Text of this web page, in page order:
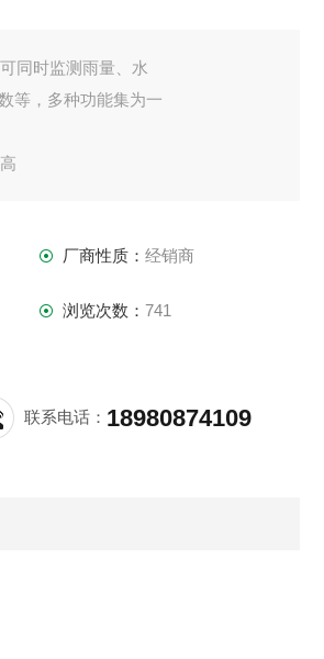
同时监测雨量、水
等，多种功能集为一
、无线信道数据传输
厂商性质： 经销商
浏览次数： 741
联系电话： 18980874109